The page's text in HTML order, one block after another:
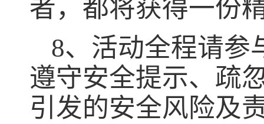
者，都将获得一份
8、活动全程请参
遵守安全提示、疏
引发的安全风险及